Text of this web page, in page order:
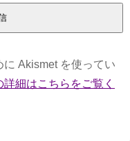
Akismet を使ってい
細はこちらをご覧く